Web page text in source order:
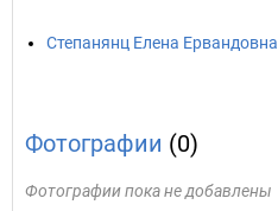
Степанянц Елена Ервандовна
Фотографии (0)
Фотографии пока не добавлены